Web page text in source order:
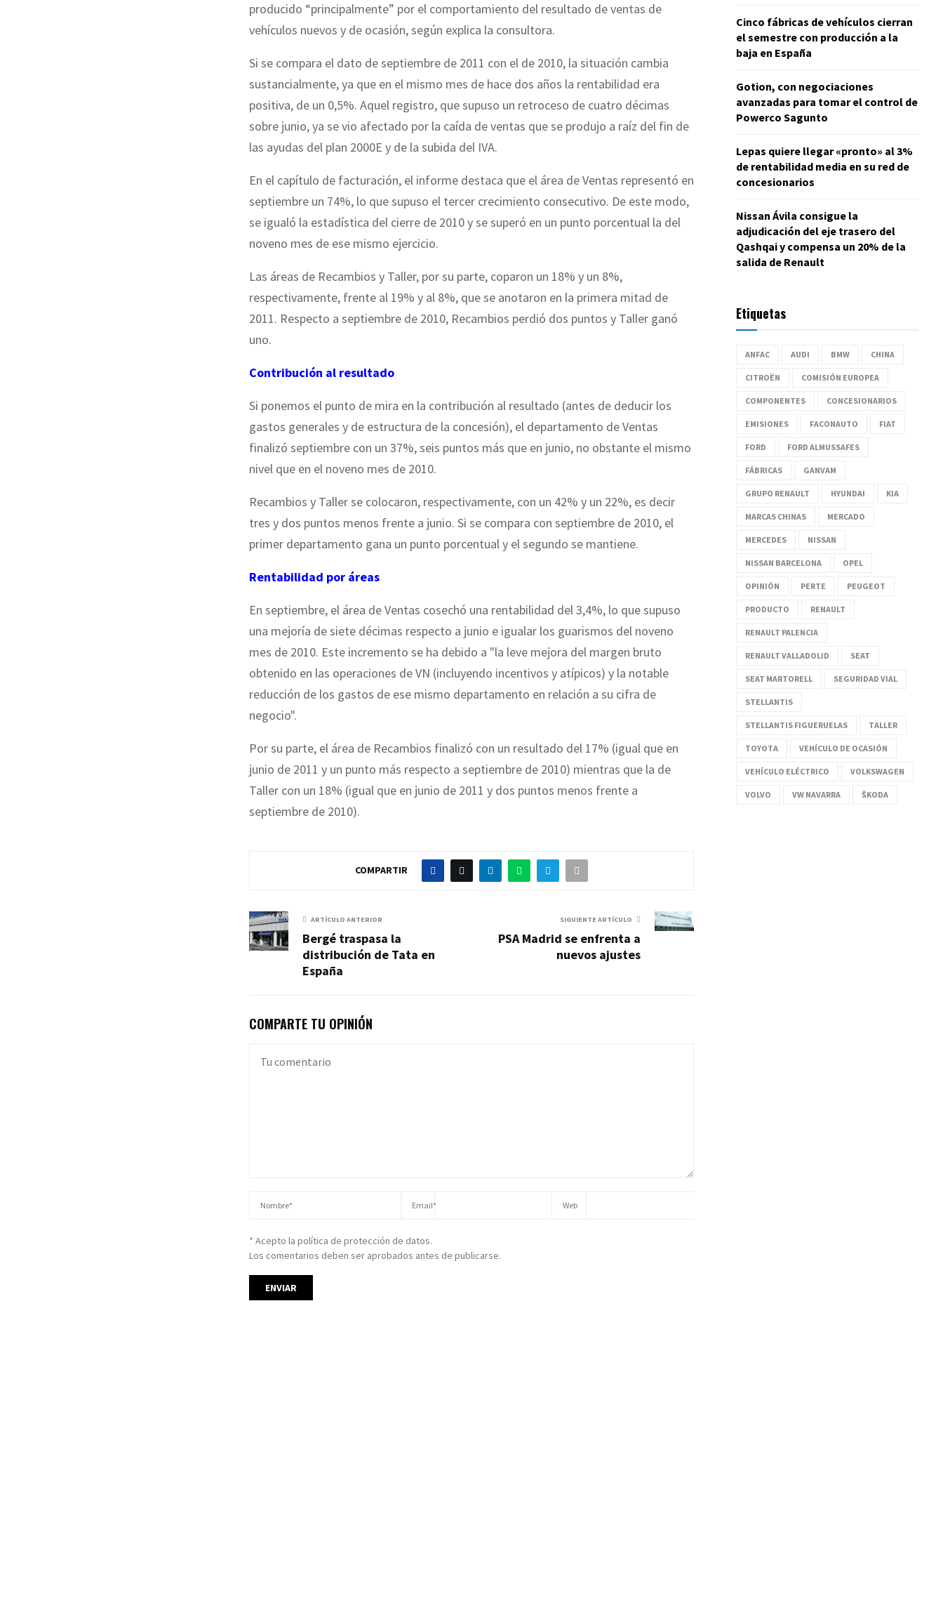
producido “principalmente” por el comportamiento del resultado de ventas de
vehículos nuevos y de ocasión, según explica la consultora.
Si se compara el dato de septiembre de 2011 con el de 2010, la situación cambia
sustancialmente, ya que en el mismo mes de hace dos años la rentabilidad era
positiva, de un 0,5%. Aquel registro, que supuso un retroceso de cuatro décimas
sobre junio, ya se vio afectado por la caída de ventas que se produjo a raíz del fin de
las ayudas del plan 2000E y de la subida del IVA.
En el capítulo de facturación, el informe destaca que el área de Ventas representó en
septiembre un 74%, lo que supuso el tercer crecimiento consecutivo. De este modo,
se igualó la estadística del cierre de 2010 y se superó en un punto porcentual la del
noveno mes de ese mismo ejercicio.
Las áreas de Recambios y Taller, por su parte, coparon un 18% y un 8%,
respectivamente, frente al 19% y al 8%, que se anotaron en la primera mitad de
2011. Respecto a septiembre de 2010, Recambios perdió dos puntos y Taller ganó
uno.
Contribución al resultado
Si ponemos el punto de mira en la contribución al resultado (antes de deducir los
gastos generales y de estructura de la concesión), el departamento de Ventas
finalizó septiembre con un 37%, seis puntos más que en junio, no obstante el mismo
nivel que en el noveno mes de 2010.
Recambios y Taller se colocaron, respectivamente, con un 42% y un 22%, es decir
tres y dos puntos menos frente a junio. Si se compara con septiembre de 2010, el
primer departamento gana un punto porcentual y el segundo se mantiene.
Rentabilidad por áreas
En septiembre, el área de Ventas cosechó una rentabilidad del 3,4%, lo que supuso
una mejoría de siete décimas respecto a junio e igualar los guarismos del noveno
mes de 2010. Este incremento se ha debido a "la leve mejora del margen bruto
obtenido en las operaciones de VN (incluyendo incentivos y atípicos) y la notable
reducción de los gastos de ese mismo departamento en relación a su cifra de
negocio".
Por su parte, el área de Recambios finalizó con un resultado del 17% (igual que en
junio de 2011 y un punto más respecto a septiembre de 2010) mientras que la de
Taller con un 18% (igual que en junio de 2011 y dos puntos menos frente a
septiembre de 2010).
COMPARTIR
ARTÍCULO ANTERIOR
Bergé traspasa la
distribución de Tata en
España
SIGUIENTE ARTÍCULO
PSA Madrid se enfrenta a
nuevos ajustes
COMPARTE TU OPINIÓN
* Acepto la política de protección de datos.
Los comentarios deben ser aprobados antes de publicarse.
Cinco fábricas de vehículos cierran
el semestre con producción a la
baja en España
Gotion, con negociaciones
avanzadas para tomar el control de
Powerco Sagunto
Lepas quiere llegar «pronto» al 3%
de rentabilidad media en su red de
concesionarios
Nissan Ávila consigue la
adjudicación del eje trasero del
Qashqai y compensa un 20% de la
salida de Renault
Etiquetas
ANFAC AUDI BMW CHINA
CITROËN COMISIÓN EUROPEA
COMPONENTES CONCESIONARIOS
EMISIONES FACONAUTO FIAT
FORD FORD ALMUSSAFES
FÁBRICAS GANVAM
GRUPO RENAULT HYUNDAI KIA
MARCAS CHINAS MERCADO
MERCEDES NISSAN
NISSAN BARCELONA OPEL
OPINIÓN PERTE PEUGEOT
PRODUCTO RENAULT
RENAULT PALENCIA
RENAULT VALLADOLID SEAT
SEAT MARTORELL SEGURIDAD VIAL
STELLANTIS
STELLANTIS FIGUERUELAS TALLER
TOYOTA VEHÍCULO DE OCASIÓN
VEHÍCULO ELÉCTRICO VOLKSWAGEN
VOLVO VW NAVARRA ŠKODA